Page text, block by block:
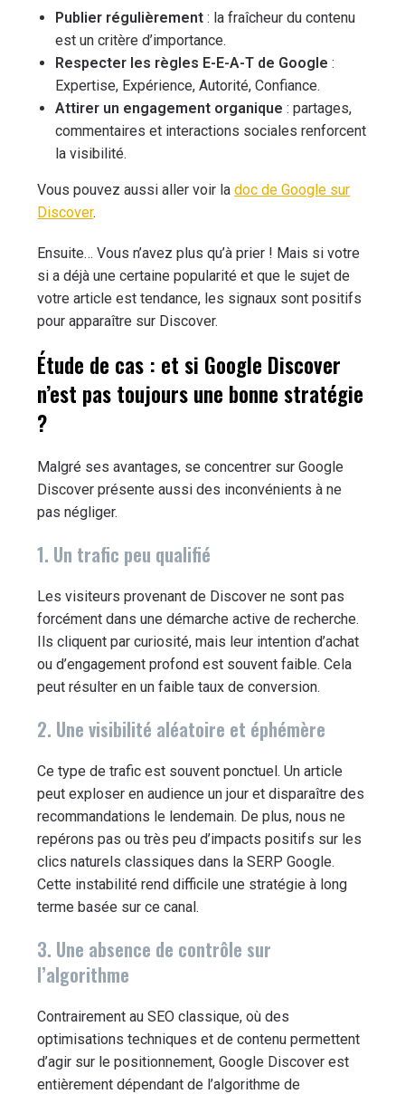
Publier régulièrement : la fraîcheur du contenu
est un critère d’importance.
Respecter les règles E-E-A-T de Google :
Expertise, Expérience, Autorité, Confiance.
Attirer un engagement organique : partages,
commentaires et interactions sociales renforcent
la visibilité.
Vous pouvez aussi aller voir ladoc de Google sur
Discover.
Ensuite… Vous n’avez plus qu’à prier ! Mais si votre
si a déjà une certaine popularité et que le sujet de
votre article est tendance, les signaux sont positifs
pour apparaître sur Discover.
Étude de cas : et si Google Discover
n’est pas toujours une bonne stratégie
?
Malgré ses avantages, se concentrer sur Google
Discover présente aussi des inconvénients à ne
pas négliger.
1. Un trafic peu qualifié
Les visiteurs provenant de Discover ne sont pas
forcément dans une démarche active de recherche.
Ils cliquent par curiosité, mais leur intention d’achat
ou d’engagement profond est souvent faible. Cela
peut résulter en un faible taux de conversion.
2. Une visibilité aléatoire et éphémère
Ce type de trafic est souvent ponctuel. Un article
peut exploser en audience un jour et disparaître des
recommandations le lendemain. De plus, nous ne
repérons pas ou très peu d’impacts positifs sur les
clics naturels classiques dans la SERP Google.
Cette instabilité rend difficile une stratégie à long
terme basée sur ce canal.
3. Une absence de contrôle sur
l’algorithme
Contrairement au SEO classique, où des
optimisations techniques et de contenu permettent
d’agir sur le positionnement, Google Discover est
entièrement dépendant de l’algorithme de